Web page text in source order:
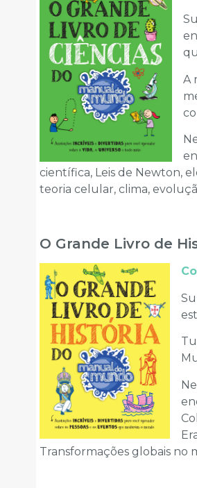
A
científica, Leis de Newton,
teoria celular, clima,
O Grande Livro de
Transformações globais no